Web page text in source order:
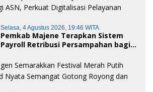
Selasa, 4 Agustus 2026, 19:46 WITA
Pemkab Majene Terapkan Sistem
Payroll Retribusi Persampahan bagi
Publik